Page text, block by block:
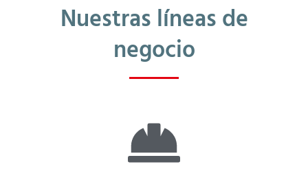
Nuestras líneas de
negocio